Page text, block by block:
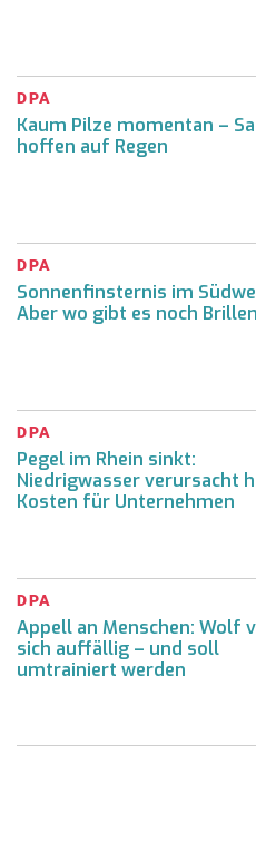
DPA
Kaum Pilze momentan –
hoffen auf Regen
DPA
Sonnenfinsternis im
Aber wo gibt es noch
DPA
Pegel im Rhein sinkt:
Niedrigwasser verursacht
Kosten für Unternehmen
DPA
Appell an Menschen: Wolf
sich auffällig – und soll
umtrainiert werden